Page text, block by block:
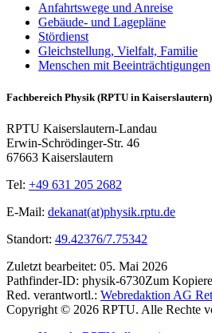
Anfahrtswege und Anreise
Gebäude- und Lagepläne
Stördienst
Gleichstellung, Vielfalt, Familie
Menschen mit Beeinträchtigungen
Fachbereich Physik (RPTU in Kaiserslautern)
RPTU Kaiserslautern-Landau
Erwin-Schrödinger-Str. 46
67663 Kaiserslautern
Tel: +49 631 205 2682
E-Mail: dekanat(at)physik.rptu.de
Standort: 49.42376/7.75342
Zuletzt bearbeitet: 05. Mai 2026
Pathfinder-ID: physik-6730Zum
Red. verantwortl.: Webredaktion AG
Copyright © 2026 RPTU. Alle Rechte